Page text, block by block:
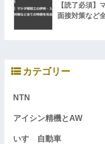
【読了必須】
面接対策など
カテゴリー
NTN
アイシン精機とAW
いすゞ自動車